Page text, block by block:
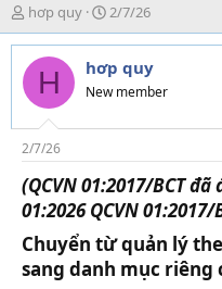
T
h
r
e
d
s
t
a
r
t
r
hơp quy
N
g
à
y
g
i
2/7/26
H hơp quy
New member
2/7/26
(QCVN 01:2017/BCT
01:2026 QCVN 01:2017/
Chuyển từ quản lý
sang danh mục riêng